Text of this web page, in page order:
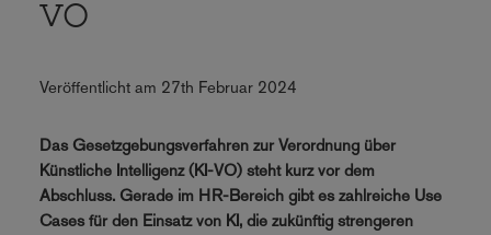
VO
Veröffentlicht am 27th Februar 2024
Das Gesetzgebungsverfahren zur Verordnung über
Künstliche Intelligenz (KI-VO) steht kurz vor dem
Abschluss. Gerade im HR-Bereich gibt es zahlreiche Use
Cases für den Einsatz von KI, die zukünftig strengeren